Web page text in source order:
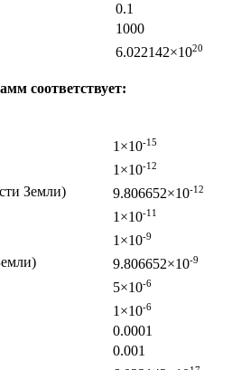
0.1
1000
6.022142×1020
соответствует:
1×10-15
1×10-12
Земли) 9.806652×10-12
1×10-11
1×10-9
9.806652×10-9
5×10-6
1×10-6
0.0001
0.001